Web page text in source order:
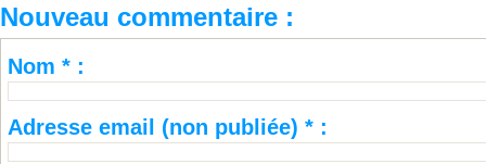
Nouveau commentaire :
Nom * :
Adresse email (non publiée) * :